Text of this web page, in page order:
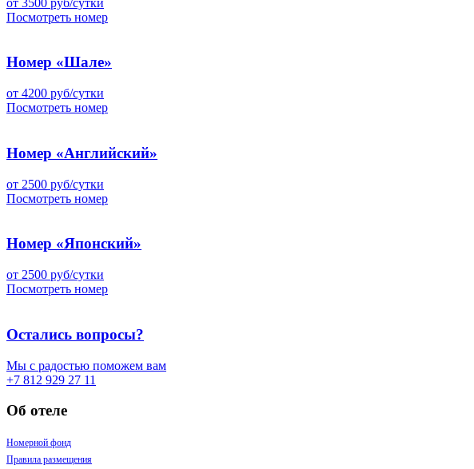
Посмотреть номер
Номер «Шале»
от 4200 руб/сутки
Посмотреть номер
Номер «Английский»
от 2500 руб/сутки
Посмотреть номер
Номер «Японский»
от 2500 руб/сутки
Посмотреть номер
Остались вопросы?
Мы с радостью поможем вам
+7 812 929 27 11
Об отеле
Номерной фонд
Правила размещения